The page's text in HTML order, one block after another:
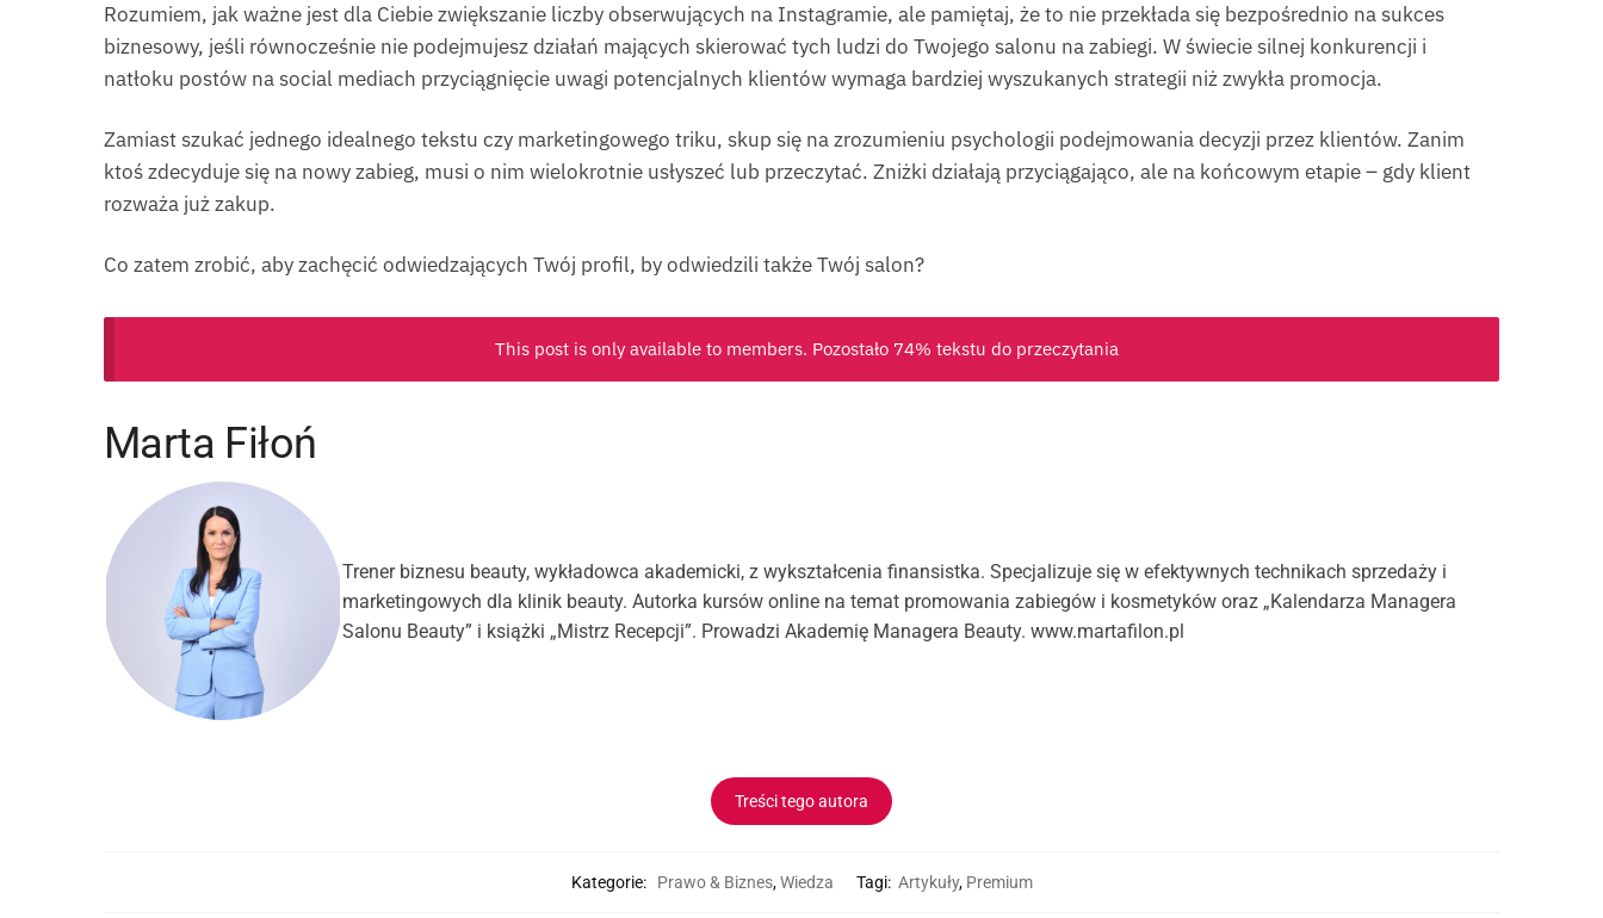
Rozumiem, jak ważne jest dla Ciebie zwiększanie liczby obserwujących na Instagramie, ale pamiętaj, że to nie przekłada się bezpośrednio na sukces
biznesowy, jeśli równocześnie nie podejmujesz działań mających skierować tych ludzi do Twojego salonu na zabiegi. W świecie silnej konkurencji i
natłoku postów na social mediach przyciągnięcie uwagi potencjalnych klientów wymaga bardziej wyszukanych strategii niż zwykła promocja.
Zamiast szukać jednego idealnego tekstu czy marketingowego triku, skup się na zrozumieniu psychologii podejmowania decyzji przez klientów. Zanim
ktoś zdecyduje się na nowy zabieg, musi o nim wielokrotnie usłyszeć lub przeczytać. Zniżki działają przyciągająco, ale na końcowym etapie – gdy klient
rozważa już zakup.
Co zatem zrobić, aby zachęcić odwiedzających Twój profil, by odwiedzili także Twój salon?
This post is only available to members. Pozostało 74% tekstu do przeczytania
Marta Fiłoń
Trener biznesu beauty, wykładowca akademicki, z wykształcenia finansistka. Specjalizuje się w efektywnych technikach sprzedaży i
marketingowych dla klinik beauty. Autorka kursów online na temat promowania zabiegów i kosmetyków oraz „Kalendarza Managera
Salonu Beauty” i książki „Mistrz Recepcji”. Prowadzi Akademię Managera Beauty. www.martafilon.pl
Treści tego autora
Kategorie: Prawo & Biznes,Wiedza Tagi: Artykuły, Premium